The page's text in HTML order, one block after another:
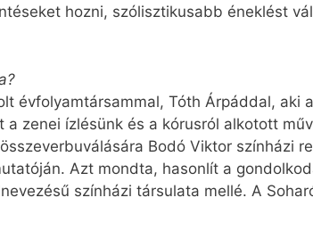
hozni, szólisztikusabb éneklést
évfolyamtársammal, Tóth Árpáddal, aki
zenei ízlésünk és a kórusról alkotott
Bodó Viktor színházi
Azt mondta, hasonlít a
színházi társulata mellé. A